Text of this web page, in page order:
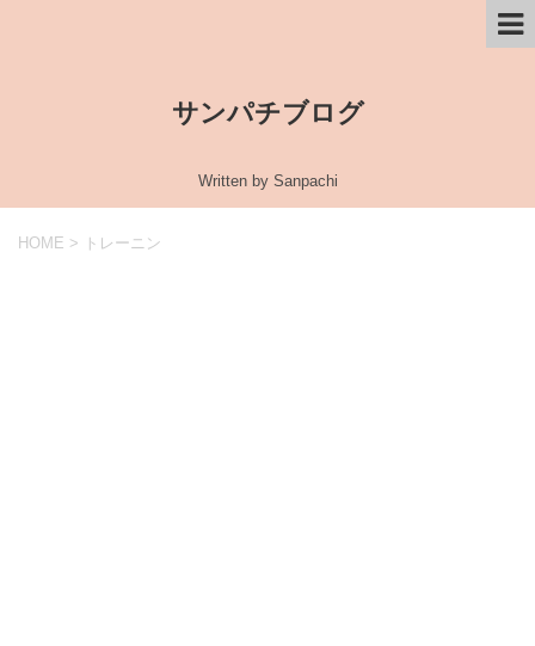
サンパチブログ
Written by Sanpachi
HOME > トレーニン